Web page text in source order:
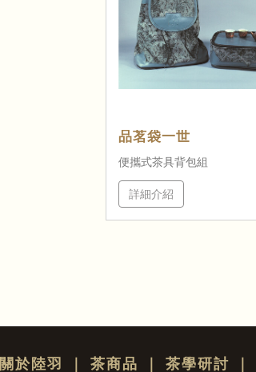
品茗袋一世
便攜式茶具背包組
詳細介紹
關於陸羽 茶商品 茶學研討